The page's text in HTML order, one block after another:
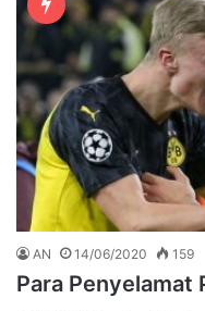
AN 14/06/2020 159
Para Penyelamat